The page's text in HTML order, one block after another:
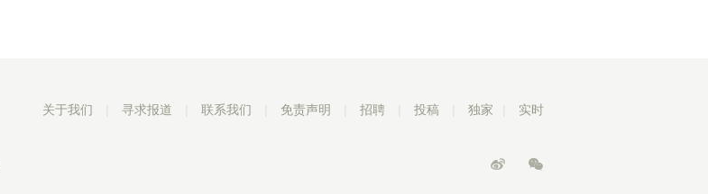
关于我们 寻求报道 联系我们 免责声明 招聘 投稿 独家 实时